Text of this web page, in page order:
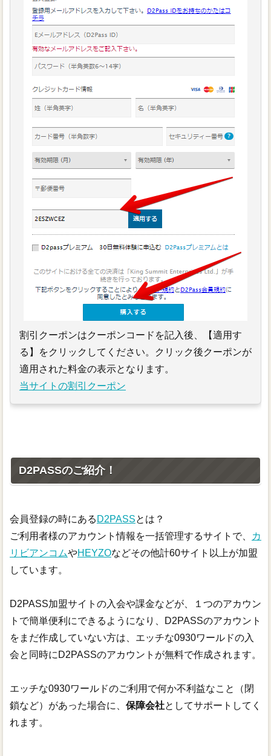
割引クーポンはクーポンコードを記入後、【適用す
る】をクリックしてください。クリック後クーポンが
適用された料金の表示となります。
当サイトの割引クーポン
D2PASSのご紹介！
会員登録の時にある D2PASSとは？
ご利用者様のアカウント情報を一括管理するサイトで、
カ
リビアンコムやHEYZOなどその他計60サイト以上が加盟
しています。
D2PASS加盟サイトの入会や課金などが、１つのアカウン
トで簡単便利にできるようになり、D2PASSのアカウント
をまだ作成していない方は、エッチな0930ワールドの入
会と同時にD2PASSのアカウントが無料で作成されます。
エッチな0930ワールドのご利用で何か不利益なこと（閉
鎖など）があった場合に、 保障会社としてサポートしてく
れます。